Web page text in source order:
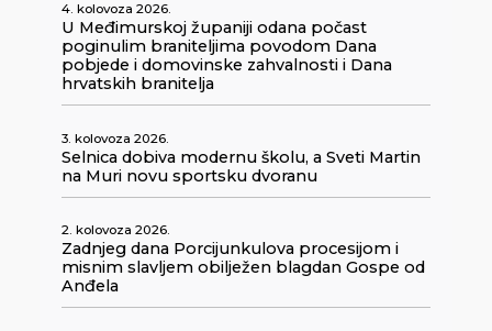
4. kolovoza 2026.
U Međimurskoj županiji odana počast
poginulim braniteljima povodom Dana
pobjede i domovinske zahvalnosti i Dana
hrvatskih branitelja
3. kolovoza 2026.
Selnica dobiva modernu školu, a Sveti Martin
na Muri novu sportsku dvoranu
2. kolovoza 2026.
Zadnjeg dana Porcijunkulova procesijom i
misnim slavljem obilježen blagdan Gospe od
Anđela